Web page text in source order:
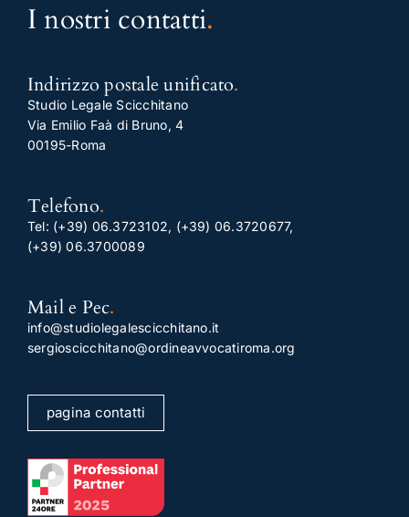
I nostri contatti.
Indirizzo postale unificato.
Studio Legale Scicchitano
Via Emilio Faà di Bruno, 4
00195-Roma
Telefono.
Tel: (+39) 06.3723102, (+39) 06.3720677,
(+39) 06.3700089
Mail e Pec.
info@studiolegalescicchitano.it
sergioscicchitano@ordineavvocatiroma.org
pagina contatti